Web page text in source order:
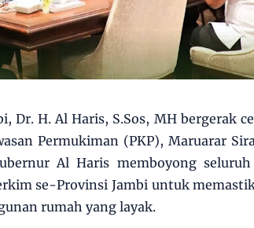
Dr. H. Al Haris, S.Sos, MH bergerak
Permukiman (PKP), Maruarar
Al Haris memboyong
se-Provinsi Jambi untuk
rumah yang layak.